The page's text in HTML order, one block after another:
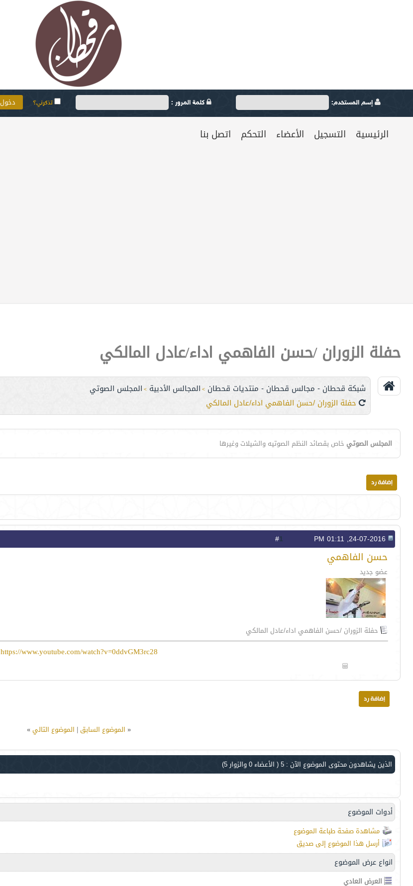
إسم المستخدم: كلمة المرور : تذكرني؟
الرئيسية التسجيل الأعضاء التحكم اتصل بنا
حفلة الزوران /حسن الفاهمي اداء/عادل المالكي
شبكة قحطان - مجالس قحطان - منتديات قحطان > المجالس الأدبية > المجلس الصوتي
حفلة الزوران /حسن الفاهمي اداء/عادل المالكي
المجلس الصوتي خاص بقصائد النظم الصوتيه والشيلات وغيرها
1
حسن الفاهمي
عضو جديد
حفلة الزوران /حسن الفاهمي اداء/عادل المالكي
https://www.youtube.com/watch?v=0ddvGM3rc28
« الموضوع السابق| الموضوع التالي»
الذين يشاهدون محتوى الموضوع الآن : 5 ( الأعضاء 0 والزوار 5)
أدوات الموضوع
مشاهدة صفحة طباعة الموضوع
أرسل هذا الموضوع إلى صديق
انواع عرض الموضوع
العرض العادي